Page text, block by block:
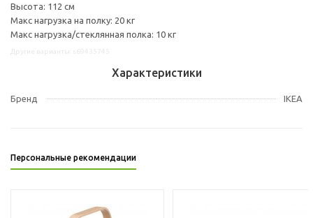
Высота: 112 см
Макс нагрузка на полку: 20 кг
Макс нагрузка/стеклянная полка: 10 кг
Характеристики
Бренд IKEA
Персональные рекомендации